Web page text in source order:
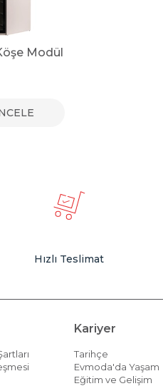
Modül
Hızlı Teslimat
Kariyer
Tarihçe
Evmoda'da Yaşam
Eğitim ve Gelişim